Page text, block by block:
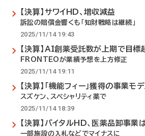
【決算】サワイHD、増収減益
訴訟の賠償金響くも「知財戦略は継続」
2025/11/14 19:43
【決算】AI創薬受託数が上期で目標
FRONTEOが業績予想を上方修正
2025/11/14 19:11
【決算】「機能フィー」獲得の事業モ
スズケン、スペシャリティ薬で
2025/11/14 18:39
【決算】バイタルHD、医薬品卸事業
一部施設の入札などでマイナスに